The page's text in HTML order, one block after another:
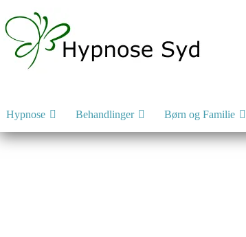
Hypnose Behandlinger Børn og Familie